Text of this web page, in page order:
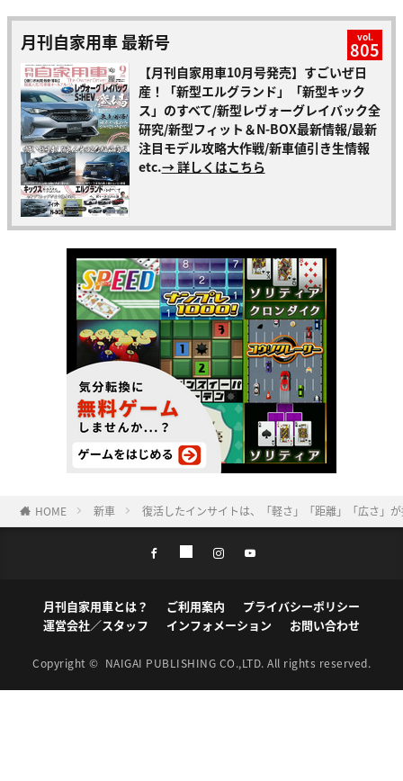
月刊自家用車 最新号 vol.
805
【月刊自家用車10月号発売】すごいぜ日
産！「新型エルグランド」「新型キック
ス」のすべて/新型レヴォーグレイバック全
研究/新型フィット＆N-BOX最新情報/最新
注目モデル攻略大作戦/新車値引き生情報
etc.→ 詳しくはこちら
HOME 新車 復活したインサイトは、「軽さ」「距離」「広さ」
月刊自家用車とは？ ご利用案内
プライバシーポリシー
運営会社／スタッフ
インフォメーション お問い合わせ
Copyright © NAIGAI PUBLISHING CO.,LTD. All rights reserved.